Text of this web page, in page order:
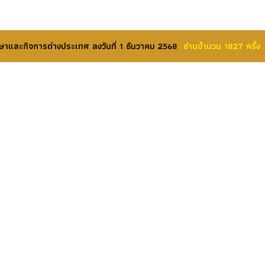
และกิจการต่างประเทศ ลงวันที่ 1 ธันวาคม 2568 อ่านจำนวน 1827 ครั้ง